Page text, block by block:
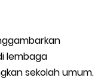
lembaga
sekolah umum.